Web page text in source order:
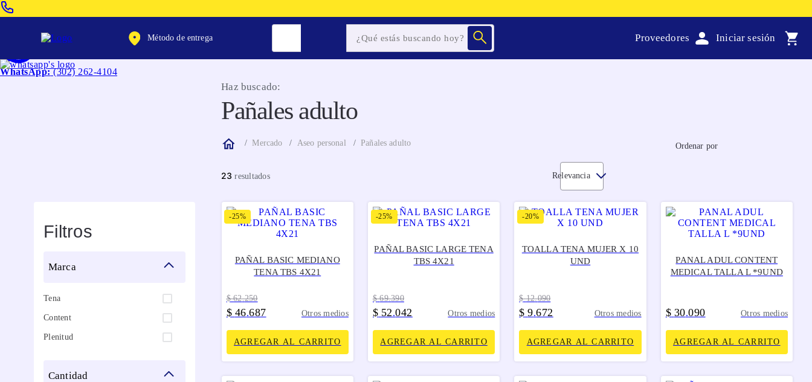
WhatsApp: (302) 262-4104
Método de entrega Proveedores
Haz buscado:
Pañales adulto
Mercado Aseo personal Pañales adulto Ordenar por
23 Relevancia
Filtros
marca
Tena
Content
Plenitud
cantidad
-25%
PAÑAL BASIC MEDIANO
TENA TBS 4X21
$ 62.250
$ 46.687 Otros medios
AGREGAR AL CARRITO
-25%
PAÑAL BASIC LARGE TENA
TBS 4X21
$ 69.390
$ 52.042 Otros medios
AGREGAR AL CARRITO
-20%
TOALLA TENA MUJER X 10
UND
$ 12.090
$ 9.672 Otros medios
AGREGAR AL CARRITO
PANAL ADUL CONTENT
MEDICAL TALLA L *9UND
$ 30.090 Otros medios
AGREGAR AL CARRITO